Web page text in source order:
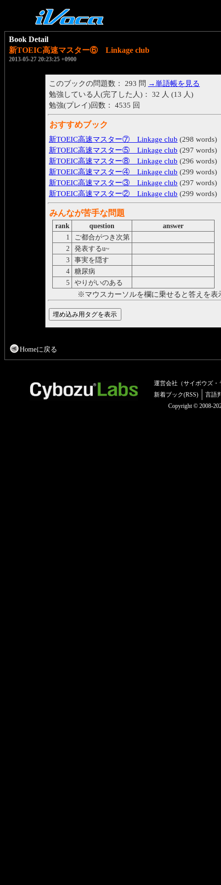
Book Detail
新TOEIC高速マスター⑥ Linkage club
2013-05-27 20:23:25 +0900
このブックの問題数： 293 問 →単語帳を見る
勉強している人(完了した人)： 32 人 (13 人)
勉強(プレイ)回数： 4535 回
おすすめブック
新TOEIC高速マスター⑦ Linkage club (298 words)
新TOEIC高速マスター⑤ Linkage club (297 words)
新TOEIC高速マスター⑧ Linkage club (296 words)
新TOEIC高速マスター④ Linkage club (299 words)
新TOEIC高速マスター③ Linkage club (297 words)
新TOEIC高速マスター② Linkage club (299 words)
みんなが苦手な問題
rank question
answer
1
ご都合がつき次第
2
発表するu~
3
事実を隠す
4
糖尿病
5
やりがいのある
※マウスカーソルを欄に乗せると答えを表
Homeに戻る
運営会社（サイボウズ・
新着ブック(RSS)
言語
Copyright © 2008-